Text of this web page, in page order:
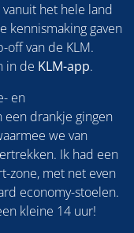
het hele land
kennismaking gaven
off van de KLM.
in de KLM-app.
en
een drankje gingen
we van
Ik had een
zone, met net even
economy-stoelen.
kleine 14 uur!